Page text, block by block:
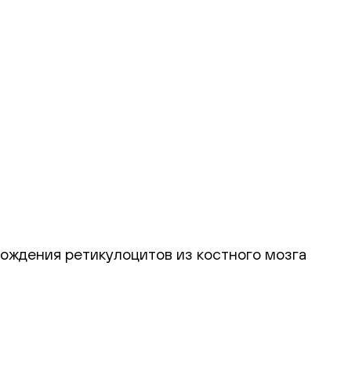
ретикулоцитов из костного мозга